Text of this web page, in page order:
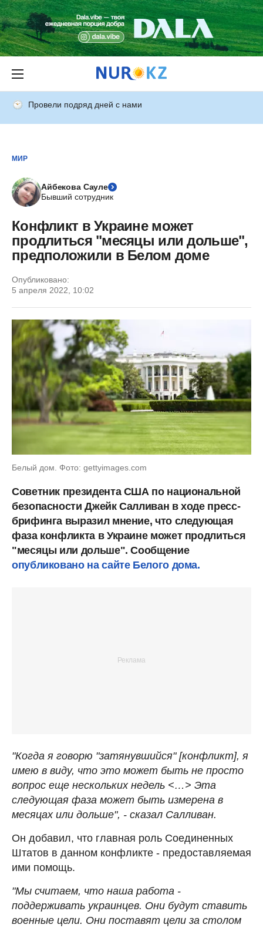
Провели подряд дней с нами
МИР
Айбекова Сауле
Бывший сотрудник
Конфликт в Украине может
продлиться "месяцы или дольше",
предположили в Белом доме
Опубликовано:
5 апреля 2022, 10:02
Белый дом. Фото: gettyimages.com
Советник президента США по национальной
безопасности Джейк Салливан в ходе пресс-
брифинга выразил мнение, что следующая
фаза конфликта в Украине может продлиться
"месяцы или дольше". Сообщение
опубликовано на сайте Белого дома.
"Когда я говорю "затянувшийся" [конфликт], я
имею в виду, что это может быть не просто
вопрос еще нескольких недель <…> Эта
следующая фаза может быть измерена в
месяцах или дольше", - сказал Салливан.
Он добавил, что главная роль Соединенных
Штатов в данном конфликте - предоставляемая
ими помощь.
"Мы считаем, что наша работа -
поддерживать украинцев. Они будут ставить
военные цели. Они поставят цели за столом